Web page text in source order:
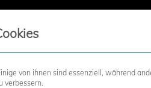
BUSINESS KIDS
von ihnen sind essenziell, während
verbessern.